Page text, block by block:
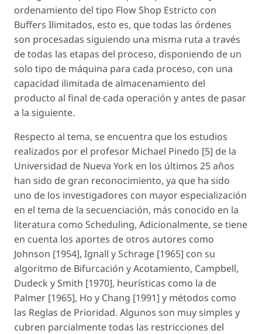
ordenamiento del tipo Flow Shop Estricto con
Buffers Ilimitados, esto es, que todas las órdenes
son procesadas siguiendo una misma ruta a través
de todas las etapas del proceso, disponiendo de un
solo tipo de máquina para cada proceso, con una
capacidad ilimitada de almacenamiento del
producto al final de cada operación y antes de pasar
a la siguiente.
Respecto al tema, se encuentra que los estudios
realizados por el profesor Michael Pinedo [5] de la
Universidad de Nueva York en los últimos 25 años
han sido de gran reconocimiento, ya que ha sido
uno de los investigadores con mayor especialización
en el tema de la secuenciación, más conocido en la
literatura como Scheduling, Adicionalmente, se tiene
en cuenta los aportes de otros autores como
Johnson [1954], Ignall y Schrage [1965] con su
algoritmo de Bifurcación y Acotamiento, Campbell,
Dudeck y Smith [1970], heurísticas como la de
Palmer [1965], Ho y Chang [1991] y métodos como
las Reglas de Prioridad. Algunos son muy simples y
cubren parcialmente todas las restricciones del